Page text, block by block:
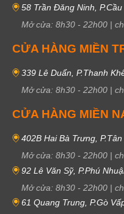
58 Trần Đăng Ninh,
Mở cửa: 8h30 - 22h00 |
CỬA HÀNG MIỀN
339 Lê Duẩn, P.Thanh
Mở cửa: 8h30 - 22h00 |
CỬA HÀNG MIỀN
402B Hai Bà Trưng,
Mở cửa: 8h30 - 22h00 |
92 Lê Văn Sỹ, P.Phú
Mở cửa: 8h30 - 22h00 |
61 Quang Trung, P.Gò